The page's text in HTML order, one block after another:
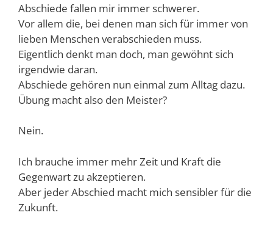
Abschiede fallen mir immer schwerer.
Vor allem die, bei denen man sich für immer von
lieben Menschen verabschieden muss.
Eigentlich denkt man doch, man gewöhnt sich
irgendwie daran.
Abschiede gehören nun einmal zum Alltag dazu.
Übung macht also den Meister?
Nein.
Ich brauche immer mehr Zeit und Kraft die
Gegenwart zu akzeptieren.
Aber jeder Abschied macht mich sensibler für die
Zukunft.